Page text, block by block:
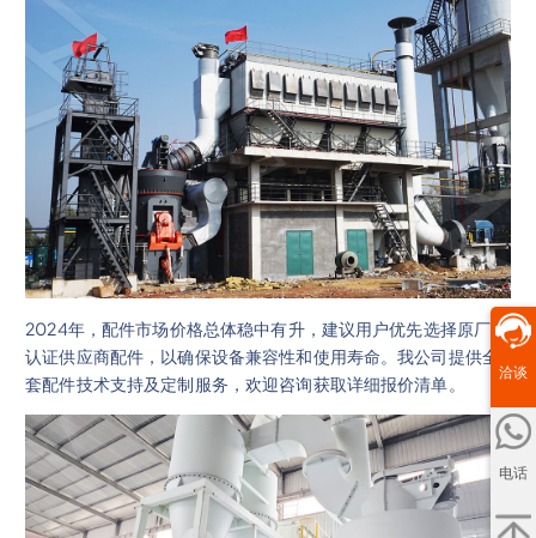
2024年，配件市场价格总体稳中有升，建议用户优先选择原厂或
认证供应商配件，以确保设备兼容性和使用寿命。我公司提供全
套配件技术支持及定制服务，欢迎咨询获取详细报价清单。
洽谈
电话